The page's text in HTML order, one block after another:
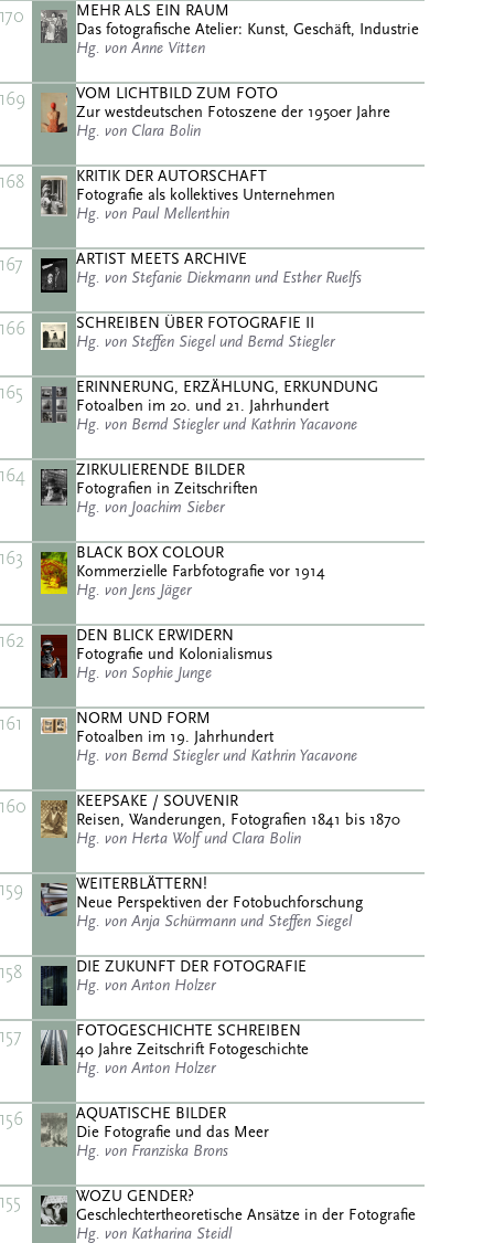
170
MEHR ALS EIN RAUM
Das fotografische Atelier: Kunst, Geschäft, Industrie
Hg. von Anne Vitten
169
VOM LICHTBILD ZUM FOTO
Zur westdeutschen Fotoszene der 1950er Jahre
Hg. von Clara Bolin
168
KRITIK DER AUTORSCHAFT
Fotografie als kollektives Unternehmen
Hg. von Paul Mellenthin
167
ARTIST MEETS ARCHIVE
Hg. von Stefanie Diekmann und Esther Ruelfs
166
SCHREIBEN ÜBER FOTOGRAFIE II
Hg. von Steffen Siegel und Bernd Stiegler
165
ERINNERUNG, ERZÄHLUNG, ERKUNDUNG
Fotoalben im 20. und 21. Jahrhundert
Hg. von Bernd Stiegler und Kathrin Yacavone
164
ZIRKULIERENDE BILDER
Fotografien in Zeitschriften
Hg. von Joachim Sieber
163
BLACK BOX COLOUR
Kommerzielle Farbfotografie vor 1914
Hg. von Jens Jäger
162
DEN BLICK ERWIDERN
Fotografie und Kolonialismus
Hg. von Sophie Junge
161
NORM UND FORM
Fotoalben im 19. Jahrhundert
Hg. von Bernd Stiegler und Kathrin Yacavone
160
KEEPSAKE / SOUVENIR
Reisen, Wanderungen, Fotografien 1841 bis 1870
Hg. von Herta Wolf und Clara Bolin
159
WEITERBLÄTTERN!
Neue Perspektiven der Fotobuchforschung
Hg. von Anja Schürmann und Steffen Siegel
158
DIE ZUKUNFT DER FOTOGRAFIE
Hg. von Anton Holzer
157
FOTOGESCHICHTE SCHREIBEN
40 Jahre Zeitschrift Fotogeschichte
Hg. von Anton Holzer
156
AQUATISCHE BILDER
Die Fotografie und das Meer
Hg. von Franziska Brons
155
WOZU GENDER?
Geschlechtertheoretische Ansätze in der Fotografie
Hg. von Katharina Steidl